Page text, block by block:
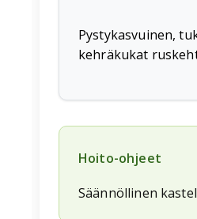
Pystykasvuinen,
kehräkukat
Hoito-ohjeet
Säännöllinen